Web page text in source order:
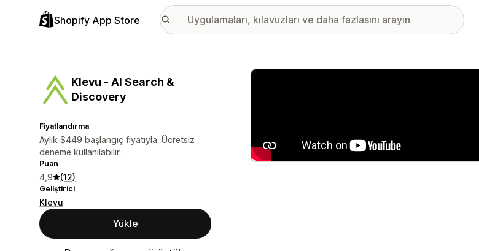
Shopify App Store
Klevu ‑ AI Search &
Discovery
Fiyatlandırma
Aylık $449 başlangıç fiyatıyla. Ücretsiz
deneme kullanılabilir.
Puan
4,9 (12)
Geliştirici
Klevu
Yükle
Öne çıkan görsel galerisi